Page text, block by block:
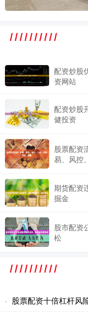
配资炒股
资网站
配资炒股
健投资
股票配资
易、风控
期货配资
掘金
股市配资
松
· 股票配资十倍杠杆风